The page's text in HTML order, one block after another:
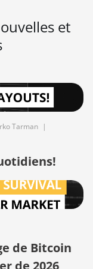
et
Tarman |
de Bitcoin
de 2026